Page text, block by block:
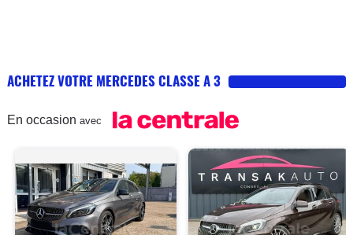
ACHETEZ VOTRE MERCEDES CLASSE A 3
En occasion avec